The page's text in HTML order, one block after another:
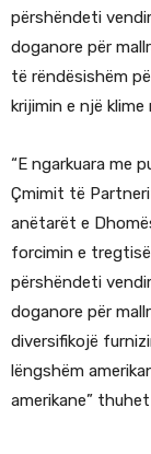
përshëndeti
doganore për
të rëndësishëm
krijimin e një
“E ngarkuara me
Çmimit të
anëtarët e
forcimin e
përshëndeti
doganore për
diversifikojë
lëngshëm
amerikane”